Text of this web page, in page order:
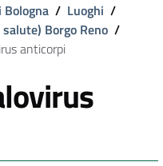
Bologna / Luoghi /
Borgo Reno /
anticorpi